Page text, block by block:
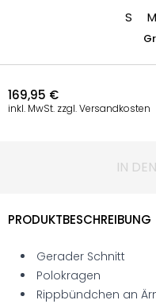
S M
169,95 €
inkl. MwSt. zzgl. Versandkosten
IN
PRODUKTBESCHREIBUNG
Gerader Schnitt
Polokragen
Rippbündchen an